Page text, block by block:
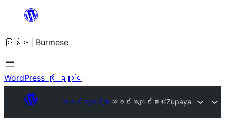
အကြောင်းအရာ
ကျော်သွား
ရန်
မြန်မာ | Burmese
WordPress ကို ရယူပါ
အခင်းအကျင်းများ အခင်းအကျင်းအားလုံးZupaya